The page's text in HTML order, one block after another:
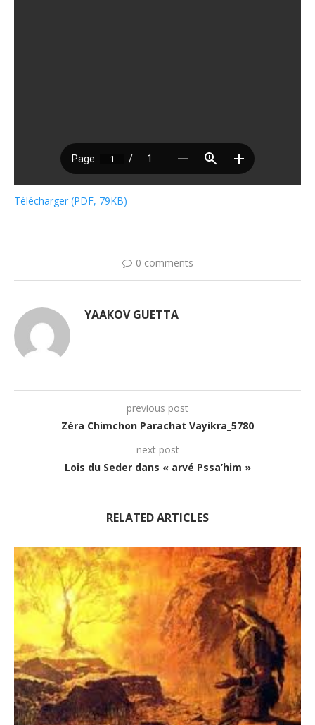
Télécharger (PDF, 79KB)
0 comments
YAAKOV GUETTA
previous post
Zéra Chimchon Parachat Vayikra_5780
next post
Lois du Seder dans « arvé Pssa’him »
RELATED ARTICLES